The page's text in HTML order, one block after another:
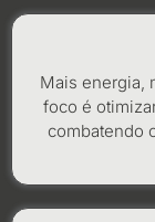
Mais energia,
foco é
combatendo